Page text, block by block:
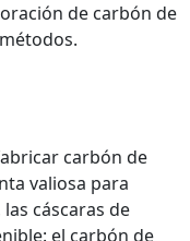
de carbón de
carbón de
valiosa para
cáscaras de
el carbón de